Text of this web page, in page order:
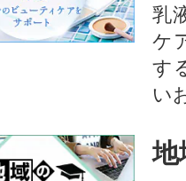
乳
ケ
す
い
地